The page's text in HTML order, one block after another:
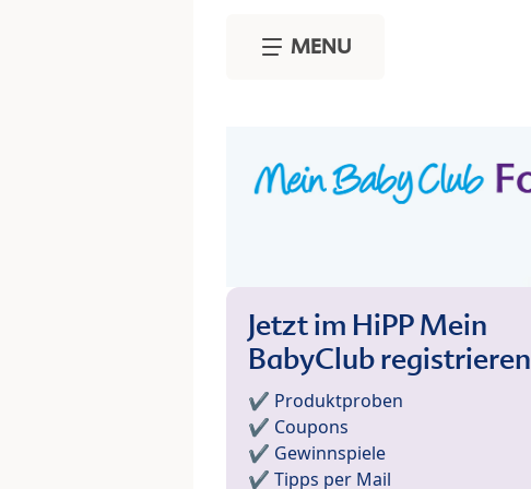
MENU
Jetzt im HiPP Mein
BabyClub registrieren
✔️ Produktproben
✔️ Coupons
✔️ Gewinnspiele
✔️ Tipps per Mail